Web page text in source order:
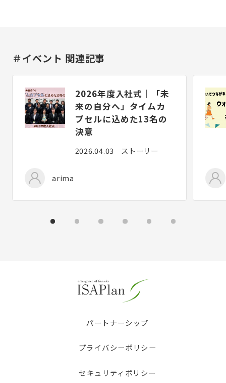
＃イベント 関連記事
2026年度入社式｜「未
来の自分へ」タイムカ
プセルに込めた13名の
決意
2026.04.03 ストーリー
arima
パートナーシップ
プライバシーポリシー
セキュリティポリシー